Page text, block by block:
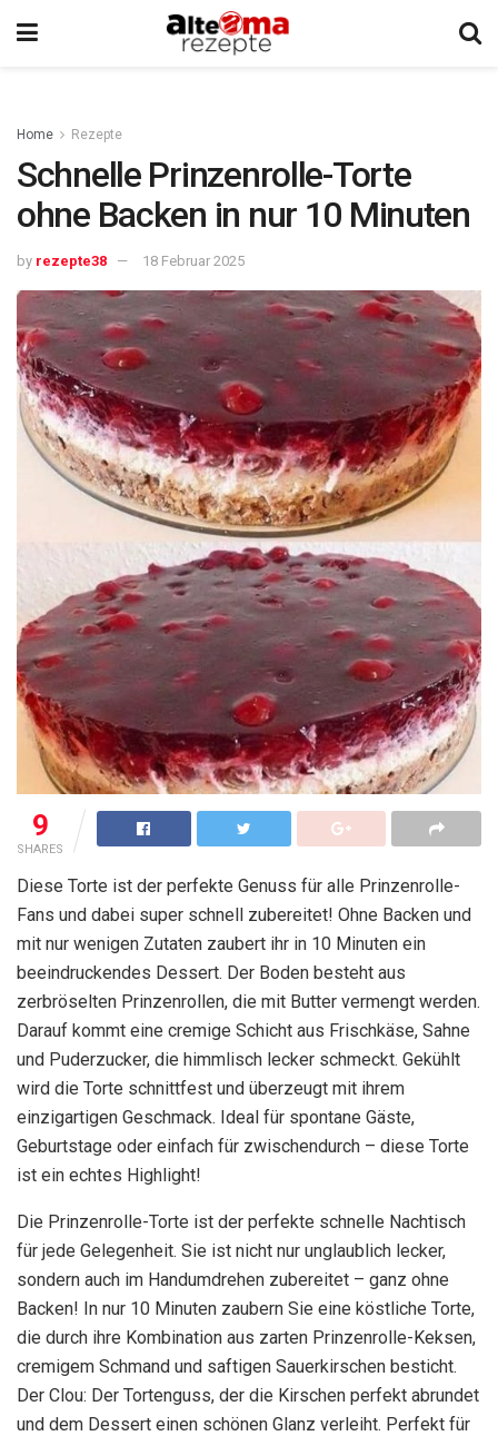
Home Rezepte
Schnelle Prinzenrolle-Torte
ohne Backen in nur 10 Minuten
by rezepte38 18 Februar 2025
9
SHARES
Diese Torte ist der perfekte Genuss für alle Prinzenrolle-
Fans und dabei super schnell zubereitet! Ohne Backen und
mit nur wenigen Zutaten zaubert ihr in 10 Minuten ein
beeindruckendes Dessert. Der Boden besteht aus
zerbröselten Prinzenrollen, die mit Butter vermengt werden.
Darauf kommt eine cremige Schicht aus Frischkäse, Sahne
und Puderzucker, die himmlisch lecker schmeckt. Gekühlt
wird die Torte schnittfest und überzeugt mit ihrem
einzigartigen Geschmack. Ideal für spontane Gäste,
Geburtstage oder einfach für zwischendurch – diese Torte
ist ein echtes Highlight!
Die Prinzenrolle-Torte ist der perfekte schnelle Nachtisch
für jede Gelegenheit. Sie ist nicht nur unglaublich lecker,
sondern auch im Handumdrehen zubereitet – ganz ohne
Backen! In nur 10 Minuten zaubern Sie eine köstliche Torte,
die durch ihre Kombination aus zarten Prinzenrolle-Keksen,
cremigem Schmand und saftigen Sauerkirschen besticht.
Der Clou: Der Tortenguss, der die Kirschen perfekt abrundet
und dem Dessert einen schönen Glanz verleiht. Perfekt für